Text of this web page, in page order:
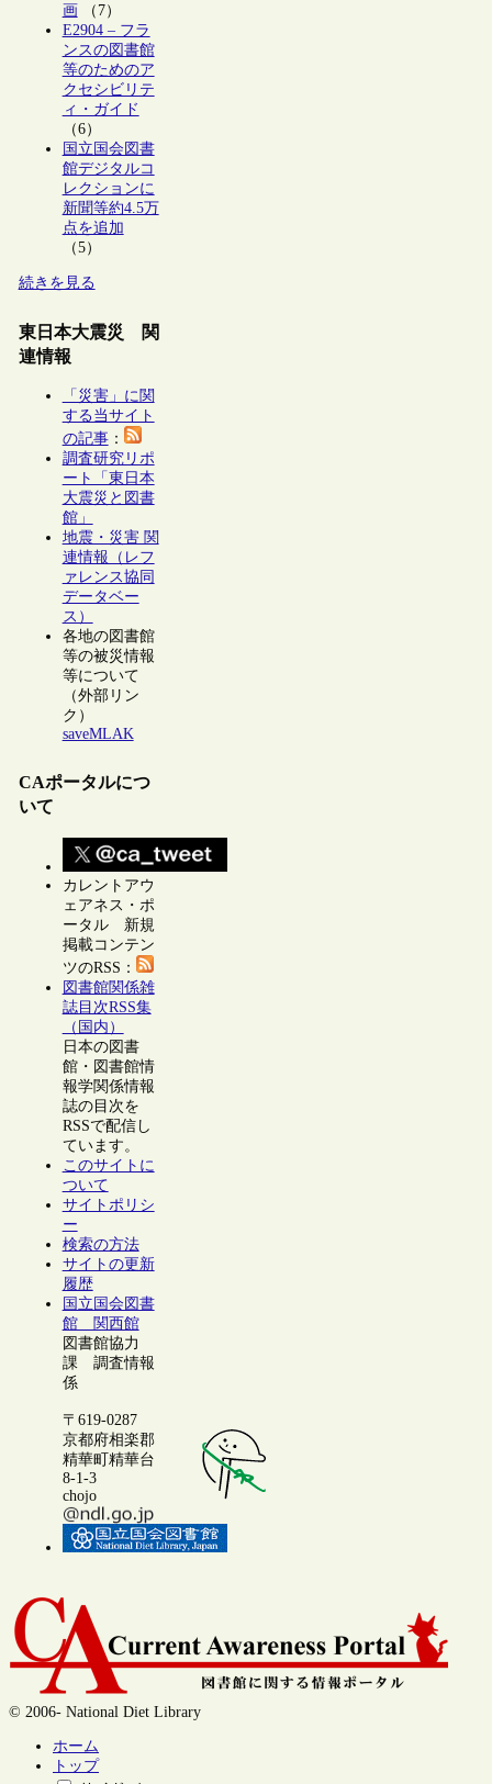
画（7）
E2904 – フラ
ンスの図書館
等のためのア
クセシビリテ
ィ・ガイド
（6）
国立国会図書
館デジタルコ
レクションに
新聞等約4.5万
点を追加
（5）
続きを見る
東日本大震災 関
連情報
「災害」に関
する当サイト
の記事：
調査研究リポ
ート「東日本
大震災と図書
館」
地震・災害 関
連情報（レフ
ァレンス協同
データベー
ス）
各地の図書館
等の被災情報
等について
（外部リン
ク）
saveMLAK
CAポータルにつ
いて
カレントアウ
ェアネス・ポ
ータル 新規
掲載コンテン
ツのRSS：
図書館関係雑
誌目次RSS集
（国内）
日本の図書
館・図書館情
報学関係情報
誌の目次を
RSSで配信し
ています。
このサイトに
ついて
サイトポリシ
ー
検索の方法
サイトの更新
履歴
国立国会図書
館 関西館
図書館協力
課 調査情報
係
〒619-0287
京都府相楽郡
精華町精華台
8-1-3
chojo
© 2006- National Diet Library
ホーム
トップ